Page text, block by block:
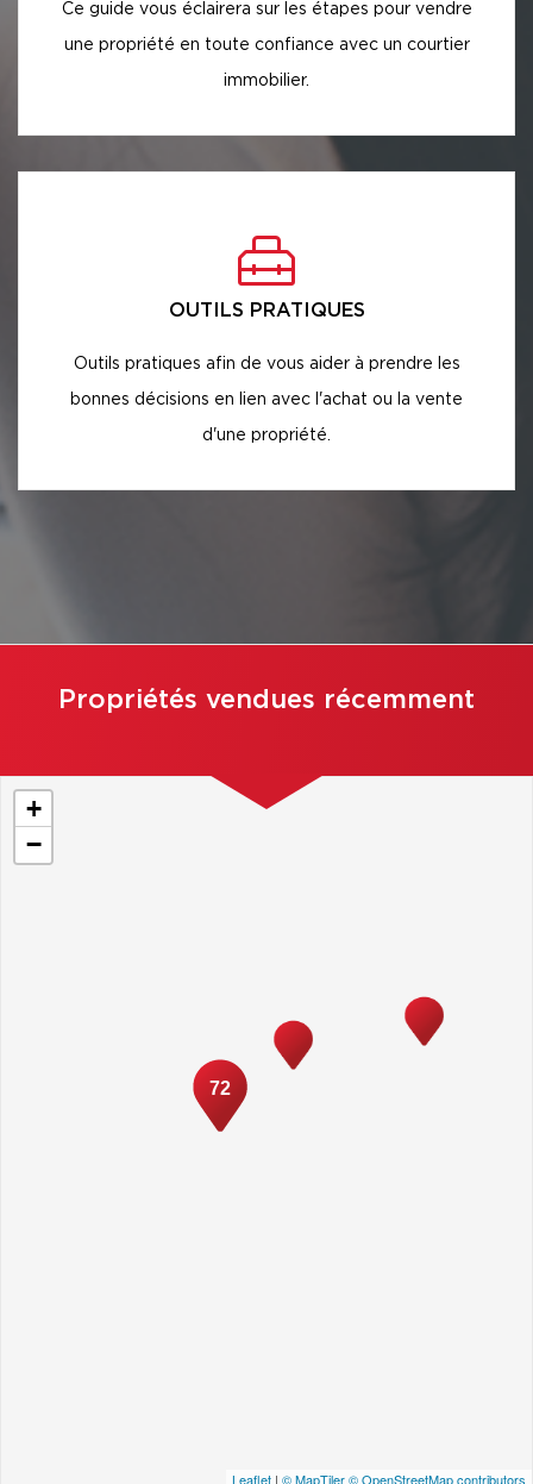
Ce guide vous éclairera sur les étapes pour vendre
une propriété en toute confiance avec un courtier
immobilier.
OUTILS PRATIQUES
Outils pratiques afin de vous aider à prendre les
bonnes décisions en lien avec l'achat ou la vente
d'une propriété.
Propriétés vendues récemment
72
+
−
Leaflet | © MapTiler© OpenStreetMap contributors